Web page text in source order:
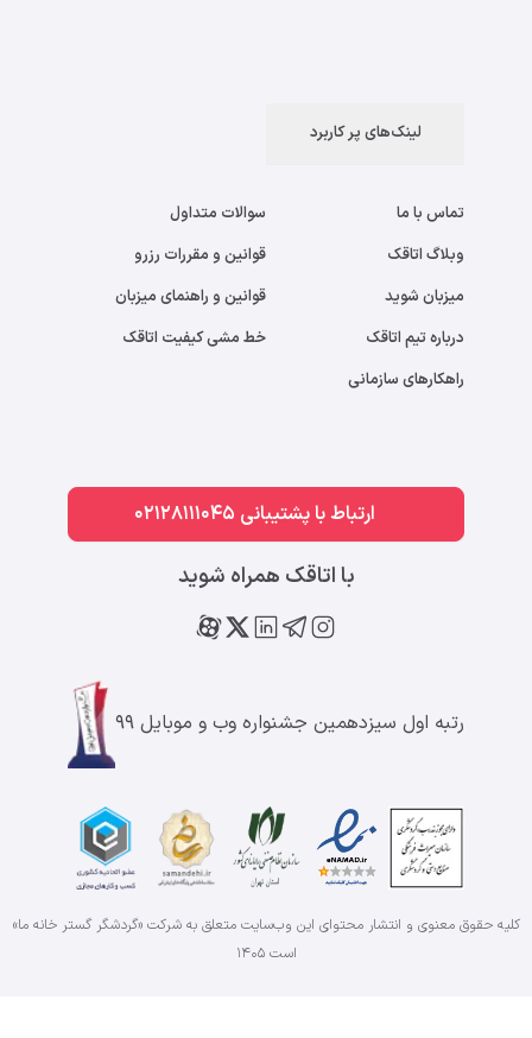
لینک‌های پر کاربرد
تماس با ما
وبلاگ اتاقک
میزبان شوید
درباره تیم اتاقک
راهکارهای سازمانی
سوالات متداول
قوانین و مقررات رزرو
قوانین و راهنمای میزبان
خط مشی کیفیت اتاقک
ارتباط با پشتیبانی 02128111045
با اتاقک همراه شوید
رتبه اول سیزدهمین جشنواره وب و موبایل ۹۹
کلیه حقوق معنوی و انتشار محتوای این وب‌سایت متعلق به شرکت «گردشگر گستر خانه ما»
است۱۴۰۵